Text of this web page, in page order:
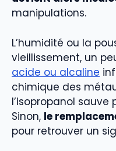
manipulations.
L’humidité ou la
vieillissement, un
acide ou alcaline
chimique des
l’isopropanol
Sinon, le
pour retrouver un